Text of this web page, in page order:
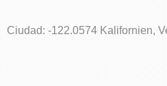
Ciudad: -122.0574 Kalifornien,